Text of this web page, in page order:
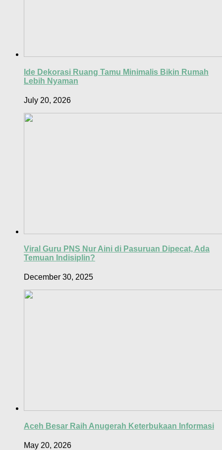
Ide Dekorasi Ruang Tamu Minimalis Bikin Rumah
Lebih Nyaman
July 20, 2026
Viral Guru PNS Nur Aini di Pasuruan Dipecat, Ada
Temuan Indisiplin?
December 30, 2025
Aceh Besar Raih Anugerah Keterbukaan Informasi
May 20, 2026